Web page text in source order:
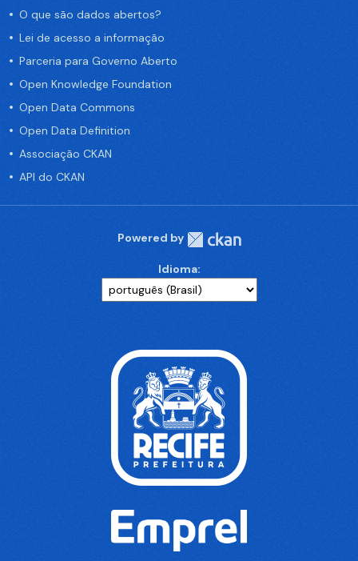
O que são dados abertos?
Lei de acesso a informação
Parceria para Governo Aberto
Open Knowledge Foundation
Open Data Commons
Open Data Definition
Associação CKAN
API do CKAN
Powered by
Idioma